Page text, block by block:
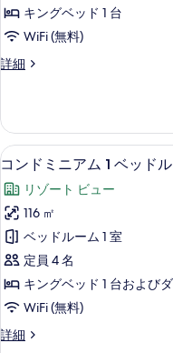
べ
て
の
を
表
示
す
る
ム
(B101)
の
詳
細
ム
ベ
ド
ル
ー
ム
(B102)
の
す
べ
て
の
キングベッド 1 台
WiFi (無料)
詳細
コ
ニ
ア
ム
ベ
ッ
ド
ル
ー
ム
(B102)
の
詳
細
コ
ン
ド
ミ
ニ
ア
ム
ベ
17
コンドミニアム 1 ベッド
リゾート ビュー
116 ㎡
ベッドルーム 1 室
定員 4 名
キングベッド 1 台および
WiFi (無料)
詳細
コ